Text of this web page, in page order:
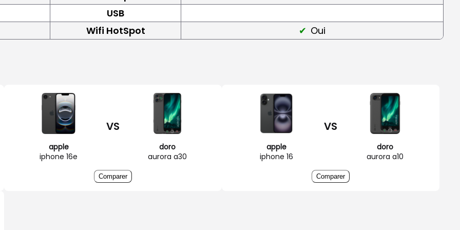
USB
Wifi HotSpot
Oui
apple
iphone 16e
VS
doro
aurora a30
Comparer
apple
iphone 16
VS
doro
aurora a10
Comparer